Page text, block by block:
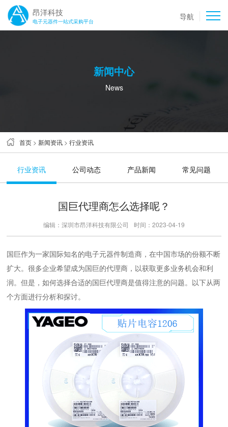
昂洋科技
电子元器件一站式采购平台 导航
新闻中心
News
首页 >新闻资讯 >行业资讯
行业资讯 公司动态 产品新闻 常见问题
国巨代理商怎么选择呢？
编辑：深圳市昂洋科技有限公司 时间：2023-04-19
国巨作为一家国际知名的电子元器件制造商，在中国市场的份额不断
扩大。很多企业希望成为国巨的代理商，以获取更多业务机会和利
润。但是，如何选择合适的国巨代理商是值得注意的问题。以下从两
个方面进行分析和探讨。